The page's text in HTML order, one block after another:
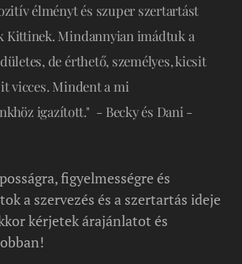
élményt és szuper szertartást
Kittinek. Mindannyian imádtuk a
de érthető, személyes, kicsit
vicces. Mindent a mi
igazított." - Becky és Dani -
figyelmességre és
a szervezés és a szertartás ideje
kérjetek árajánlatot és